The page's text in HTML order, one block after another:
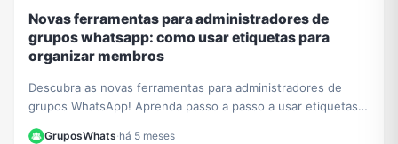
Novas ferramentas para administradores de
grupos whatsapp: como usar etiquetas para
organizar membros
Descubra as novas ferramentas para administradores de
grupos WhatsApp! Aprenda passo a passo a usar etiquetas
para organizar membros e otimizar sua gestão.
GruposWhats·há 5 meses